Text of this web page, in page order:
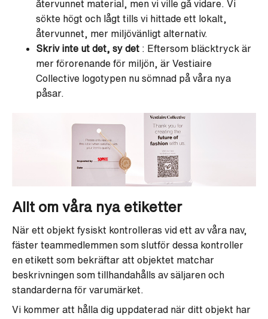
återvunnet material, men vi ville gå vidare. Vi
sökte högt och lågt tills vi hittade ett lokalt,
återvunnet, mer miljövänligt alternativ.
Skriv inte ut det, sy det : Eftersom bläcktryck är
mer förorenande för miljön, är Vestiaire
Collective logotypen nu sömnad på våra nya
påsar.
Allt om våra nya etiketter
När ett objekt fysiskt kontrolleras vid ett av våra nav,
fäster teammedlemmen som slutför dessa kontroller
en etikett som bekräftar att objektet matchar
beskrivningen som tillhandahålls av säljaren och
standarderna för varumärket.
Vi kommer att hålla dig uppdaterad när ditt objekt har